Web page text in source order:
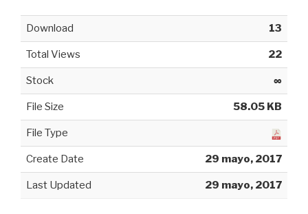
Download 13
Total Views 22
Stock ∞
File Size 58.05 KB
File Type
Create Date 29 mayo, 2017
Last Updated 29 mayo, 2017